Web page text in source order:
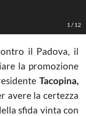
1 /12
il Padova, il
la promozione
Tacopina,
avere la certezza
sfida vinta con